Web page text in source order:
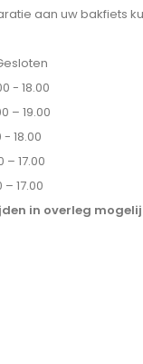
aan uw bakfiets
18.00
19.00
17.00
in overleg